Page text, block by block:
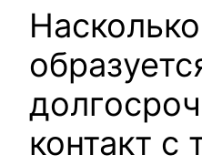
Насколько
контакт с